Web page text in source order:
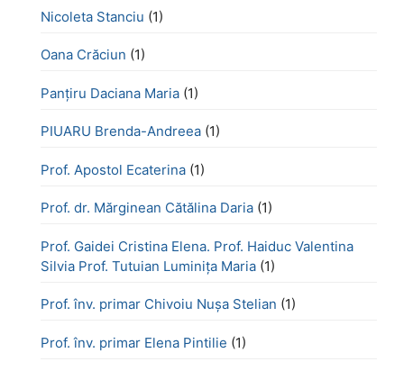
Nicoleta Stanciu (1)
Oana Crăciun (1)
Panțiru Daciana Maria (1)
PIUARU Brenda-Andreea (1)
Prof. Apostol Ecaterina (1)
Prof. dr. Mărginean Cătălina Daria (1)
Prof. Gaidei Cristina Elena. Prof. Haiduc Valentina
Silvia Prof. Tutuian Luminița Maria (1)
Prof. înv. primar Chivoiu Nușa Stelian (1)
Prof. înv. primar Elena Pintilie (1)